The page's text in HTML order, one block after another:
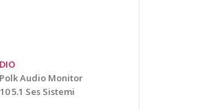
Audio Monitor
5.1 Ses Sistemi